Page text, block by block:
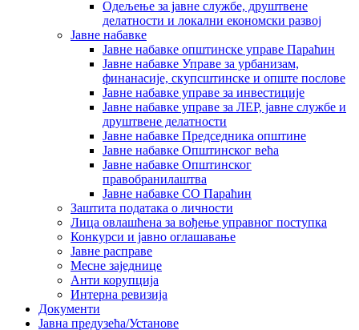
Одељење за јавне службе, друштвене
делатности и локални економски развој
Јавне набавке
Јавне набавке општинске управе Параћин
Јавне набавке Управе за урбанизам,
финанасије, скупсштинске и опште послове
Јавне набавке управе за инвестиције
Јавне набавке управе за ЛЕР, јавне службе и
друштвене делатности
Јавне набавке Председника општине
Јавне набавке Општинског већа
Јавне набавке Општинског
правобранилаштва
Јавне набавке СО Параћин
Заштита података о личности
Лица овлашћена за вођење управног поступка
Конкурси и јавно оглашавање
Јавне расправе
Месне заједнице
Анти корупција
Интерна ревизија
Документи
Јавна предузећа/Установе